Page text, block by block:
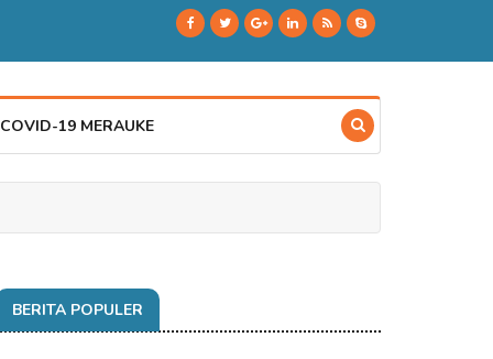
19 MERAUKE
BERITA POPULER